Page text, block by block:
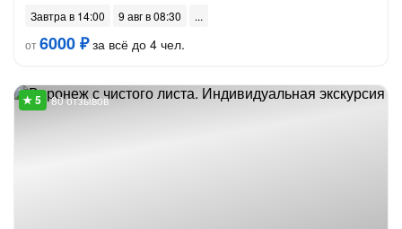
Завтра в 14:00
9 авг в 08:30
от6000 ₽за всё до 4 чел.
80 отзывов